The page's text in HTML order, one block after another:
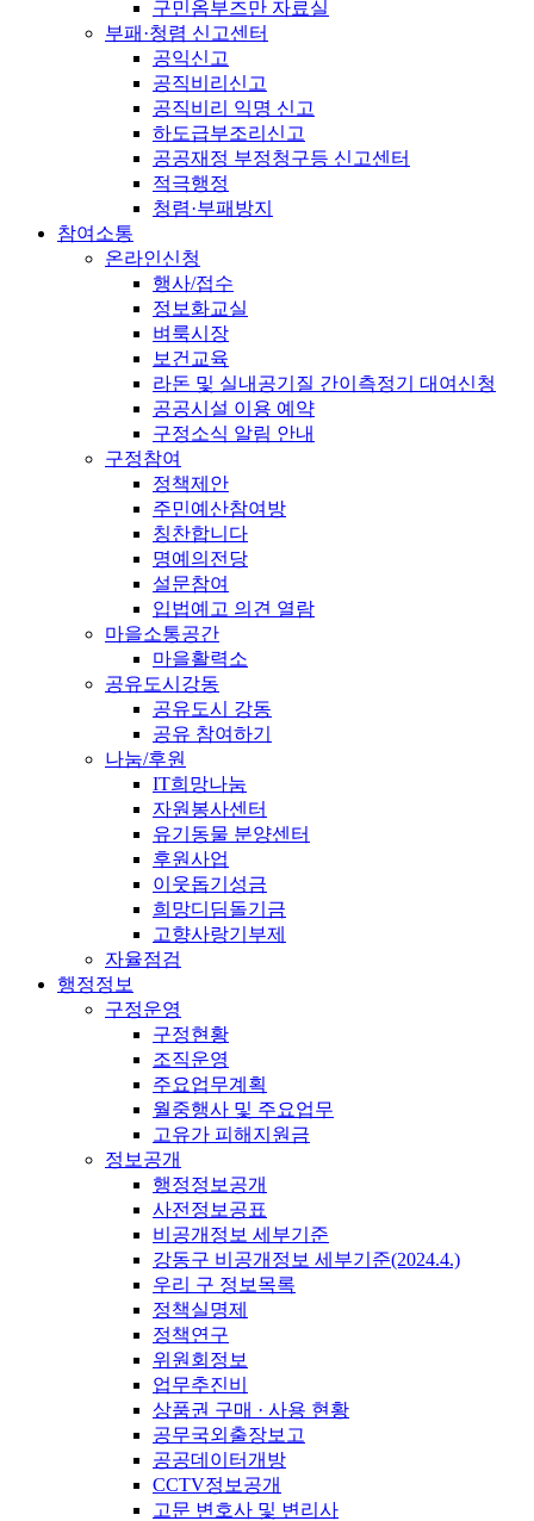
구민옴부즈만 자료실
부패·청렴 신고센터
공익신고
공직비리신고
공직비리 익명 신고
하도급부조리신고
공공재정 부정청구등 신고센터
적극행정
청렴·부패방지
참여소통
온라인신청
행사/접수
정보화교실
벼룩시장
보건교육
라돈 및 실내공기질 간이측정기 대여신청
공공시설 이용 예약
구정소식 알림 안내
구정참여
정책제안
주민예산참여방
칭찬합니다
명예의전당
설문참여
입법예고 의견 열람
마을소통공간
마을활력소
공유도시강동
공유도시 강동
공유 참여하기
나눔/후원
IT희망나눔
자원봉사센터
유기동물 분양센터
후원사업
이웃돕기성금
희망디딤돌기금
고향사랑기부제
자율점검
행정정보
구정운영
구정현황
조직운영
주요업무계획
월중행사 및 주요업무
고유가 피해지원금
정보공개
행정정보공개
사전정보공표
비공개정보 세부기준
강동구 비공개정보 세부기준(2024.4.)
우리 구 정보목록
정책실명제
정책연구
위원회정보
업무추진비
상품권 구매 · 사용 현황
공무국외출장보고
공공데이터개방
CCTV정보공개
고문 변호사 및 변리사